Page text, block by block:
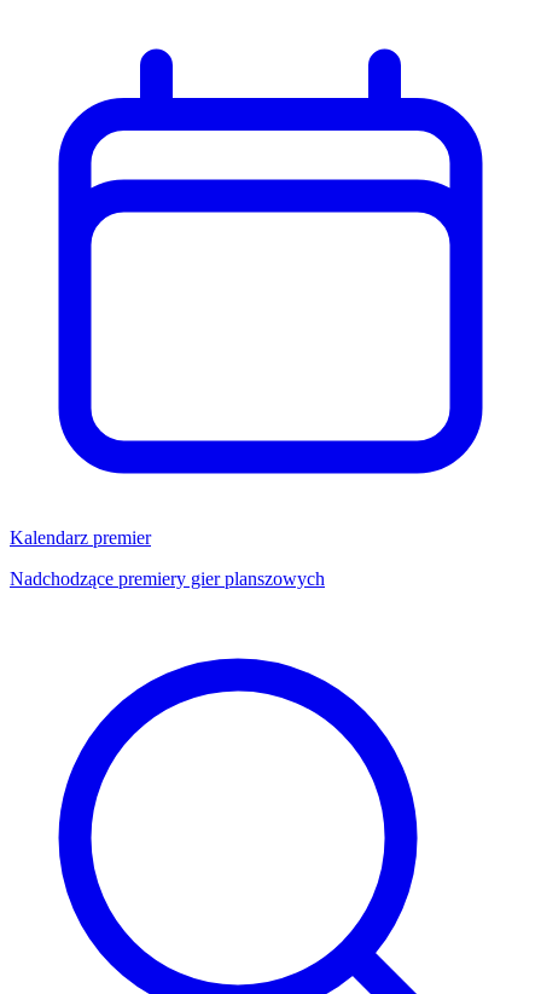
Kalendarz premier
Nadchodzące premiery gier planszowych